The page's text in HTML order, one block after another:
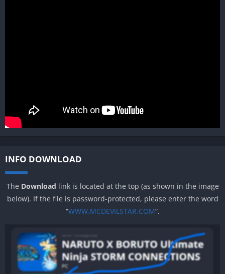
INFO DOWNLOAD
The Download link is located at the top (as shown in the image
below). If the file is password-protected, please enter the word
“WWW.MCDEVILSTAR.COM“.